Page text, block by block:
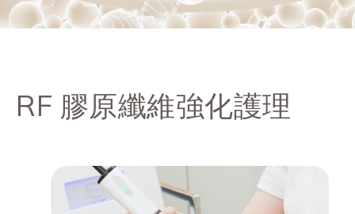
RF 膠原纖維強化護理